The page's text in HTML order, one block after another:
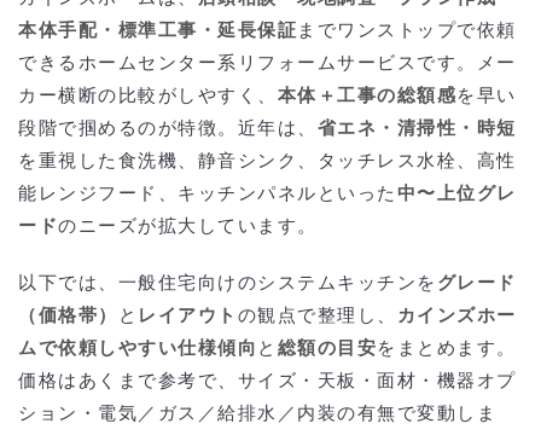
本体手配・標準工事・延長保証 までワンストップで依頼
できるホームセンター系リフォームサービスです。メー
カー横断の比較がしやすく、 本体＋工事の総額感 を早い
段階で掴めるのが特徴。近年は、 省エネ・清掃性・時短
を重視した食洗機、静音シンク、タッチレス水栓、高性
能レンジフード、キッチンパネルといった 中〜上位グレ
ードのニーズが拡大しています。
以下では、一般住宅向けのシステムキッチンを グレード
（価格帯）
と レイアウト の観点で整理し、
カインズホー
ムで依頼しやすい仕様傾向 と 総額の目安 をまとめます。
価格はあくまで参考で、サイズ・天板・面材・機器オプ
ション・電気／ガス／給排水／内装の有無で変動しま